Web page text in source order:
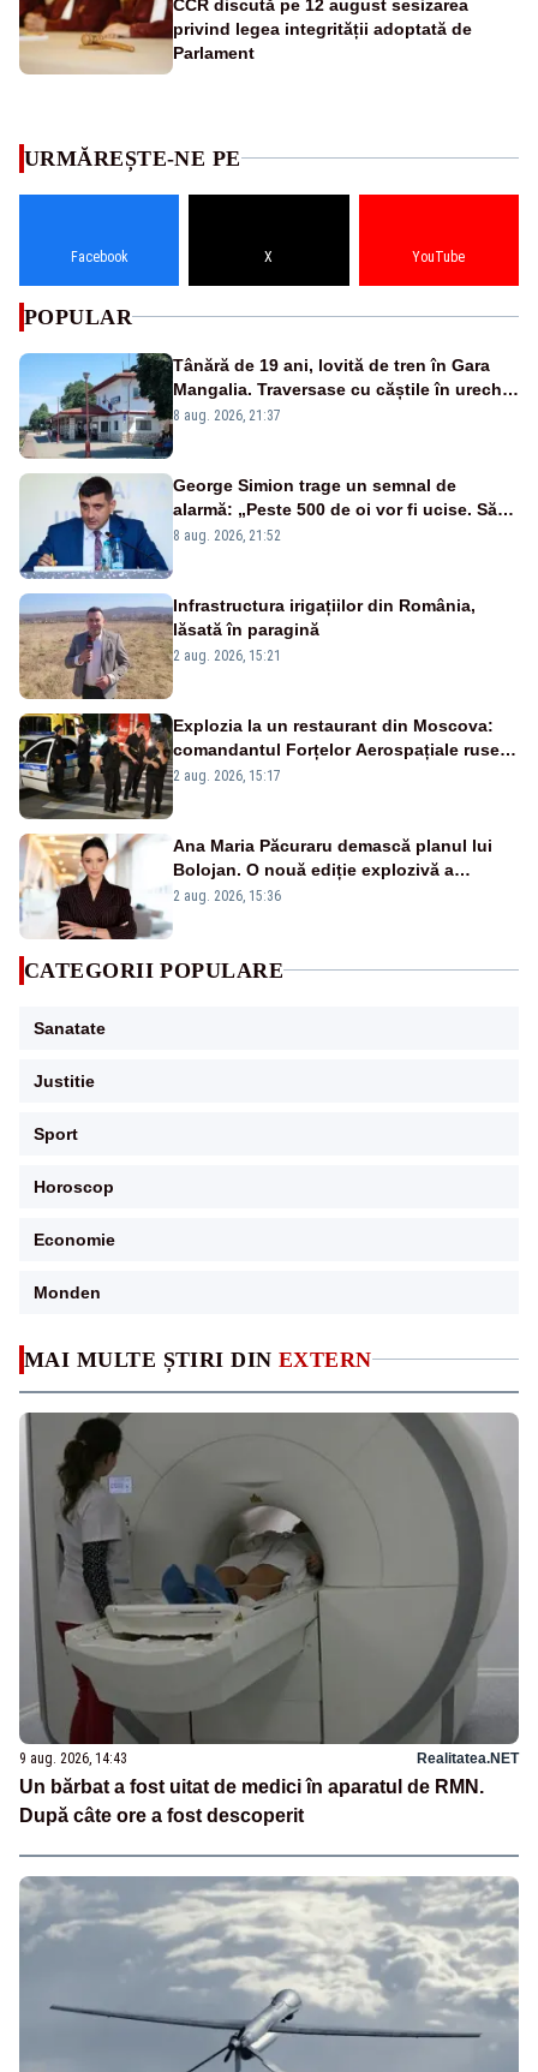
CCR discută pe 12 august sesizarea
privind legea integrității adoptată de
Parlament
MAI MULTE ȘTIRI DIN EXTERN
9 aug. 2026, 14:43 Realitatea.NET
Un bărbat a fost uitat de medici în aparatul de RMN.
După câte ore a fost descoperit
URMĂREȘTE-NE PE
Facebook X YouTube
POPULAR
Tânără de 19 ani, lovită de tren în Gara
Mangalia. Traversase cu căștile în urechi
liniile printr-un loc nepermis
8 aug. 2026, 21:37
George Simion trage un semnal de
alarmă: „Peste 500 de oi vor fi ucise. Să
vedem dacă ciobanii vor fi despăgubiți”
8 aug. 2026, 21:52
Infrastructura irigațiilor din România,
lăsată în paragină
2 aug. 2026, 15:21
Explozia la un restaurant din Moscova:
comandantul Forțelor Aerospațiale ruse
s-ar fi aflat printre invitați
2 aug. 2026, 15:17
Ana Maria Păcuraru demască planul lui
Bolojan. O nouă ediție explozivă a
emisiunii „Miza Zilei” la Realitatea PLUS
2 aug. 2026, 15:36
CATEGORII POPULARE
Sanatate
Justitie
Sport
Horoscop
Economie
Monden